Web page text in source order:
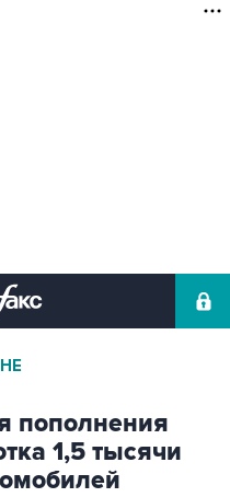
пополнения
1,5 тысячи